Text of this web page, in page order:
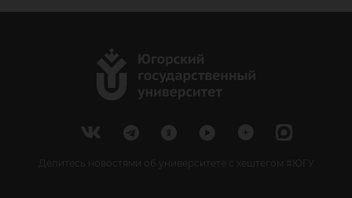
Делитесь новостями об университете с хештегом #ЮГУ